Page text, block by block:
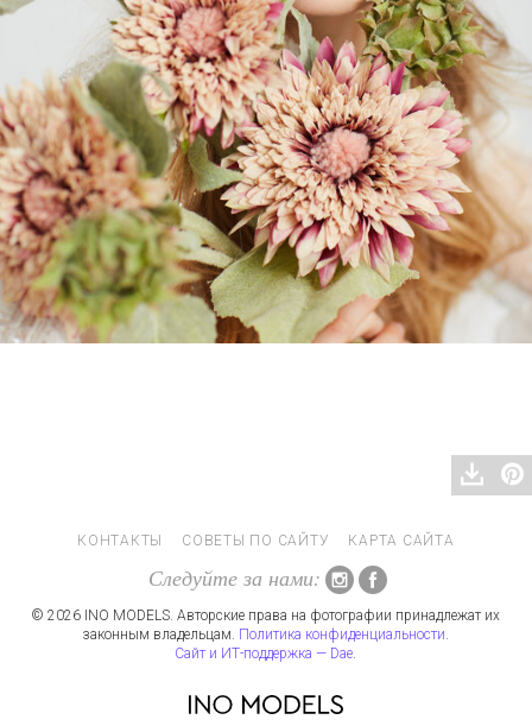
КОНТАКТЫ СОВЕТЫ ПО САЙТУ КАРТА САЙТА
Следуйте за нами:
© 2026 INO MODELS. Авторские права на фотографии принадлежат их
законным владельцам. Политика конфиденциальности.
Сайт и ИТ-поддержка — Dae.